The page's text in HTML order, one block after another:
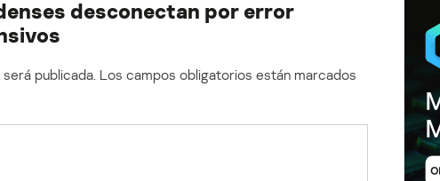
desconectan por error
publicada. Los campos obligatorios están marcados